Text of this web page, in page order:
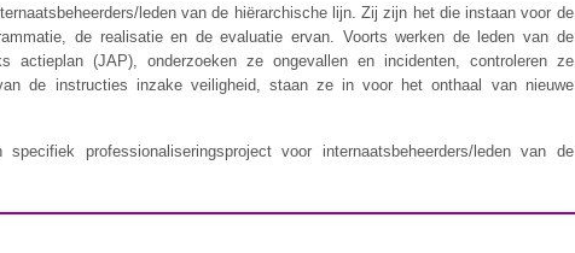
leden van de hiërarchische lijn. Zij zijn het die instaan voor de
de realisatie en de evaluatie ervan. Voorts werken de leden van de
(JAP), onderzoeken ze ongevallen en incidenten, controleren ze
de instructies inzake veiligheid, staan ze in voor het onthaal van nieuwe
professionaliseringsproject voor internaatsbeheerders/leden van de